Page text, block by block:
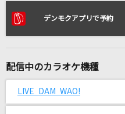
リアルタイムで
ワールドイズマイン
デンモクアプリで予約
配信中のカラオケ機種
LIVE DAM WAO!